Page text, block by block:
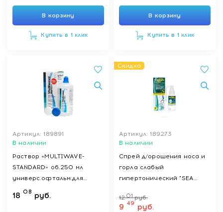
В корзину
Купить в 1 клик
В корзину
Купить в 1 клик
Артикул: 189891
В наличии
Раствор «MULTIWAVE-
STANDARD» об.250 мл
универс.офтальм.для
ухода за к.л.,стерил.,с
конт-м для к.л.
18 08 руб.
Скидка
Артикул: 189273
В наличии
Спрей д/орошения носа и
горла слабый
гипертонический "SEA
12 01 руб.
9 49 руб.